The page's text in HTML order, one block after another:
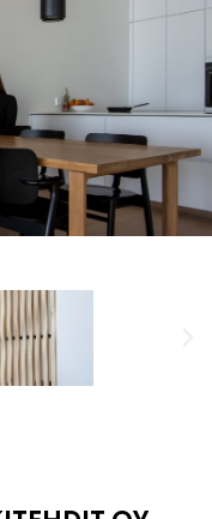
muusta tilasta.
tähän tyyliin
on mennyt
juuri tällaisina
aaltoefekti
saa myös